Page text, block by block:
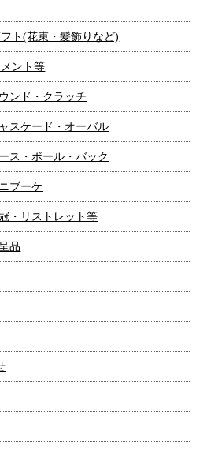
ト(花束・髪飾りなど)
ント等
ンド・クラッチ
スケード・オーバル
ス・ボール・バック
ブーケ
・リストレット等
品